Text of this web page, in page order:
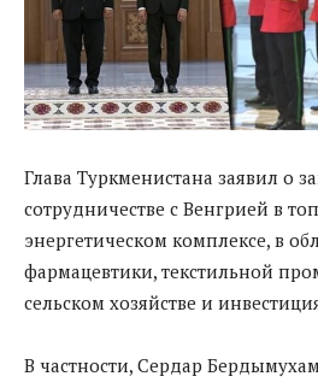
Глава Туркменистана заявил о
сотрудничестве с Венгрией в
энергетическом комплексе, в
фармацевтики, текстильной
сельском хозяйстве и
В частности, Сердар